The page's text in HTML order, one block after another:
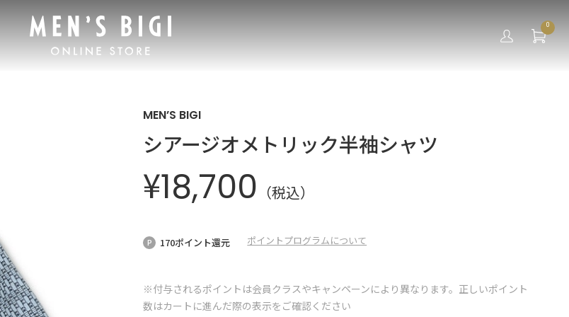
0
MEN’S BIGI
シアージオメトリック半袖シャツ
¥18,700 （税込）
170ポイント還元 ポイントプログラムについて
※付与されるポイントは会員クラスやキャンペーンにより異なります。正しいポイント
数はカートに進んだ際の表示をご確認ください